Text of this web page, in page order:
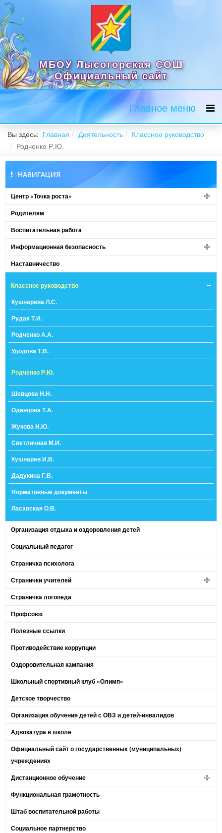
МБОУ Лысогорская СОШ
Официальный сайт
Главное меню
Вы здесь: Главная Деятельность
Классное руководство
Родченко Р.Ю.
НАВИГАЦИЯ
Центр «Точка роста»
Родителям
Воспитательная работа
Информационная безопасность
Наставничество
Классное руководство
Кушнарева Л.С.
Рудая Т.И.
Родченко А.А.
Удодова Т.В.
Родченко Р.Ю.
Шевцова Н.Н.
Одинцова Т.А.
Жукова Н.Ю.
Светличная М.И.
Кушнарев И.В.
Дадукина Г.В.
Нормативные документы
Ласавская О.В.
Организация отдыха и оздоровления детей
Социальный педагог
Страничка психолога
Странички учителей
Страничка логопеда
Профсоюз
Полезные ссылки
Противодействие коррупции
Оздоровительная кампания
Школьный спортивный клуб «Олимп»
Детское творчество
Организация обучения детей с ОВЗ и детей-инвалидов
Адвокатура в школе
Официальный сайт о государственных (муниципальных)
учреждениях
Дистанционное обучение
Функциональная грамотность
Штаб воспитательной работы
Социальное партнерство